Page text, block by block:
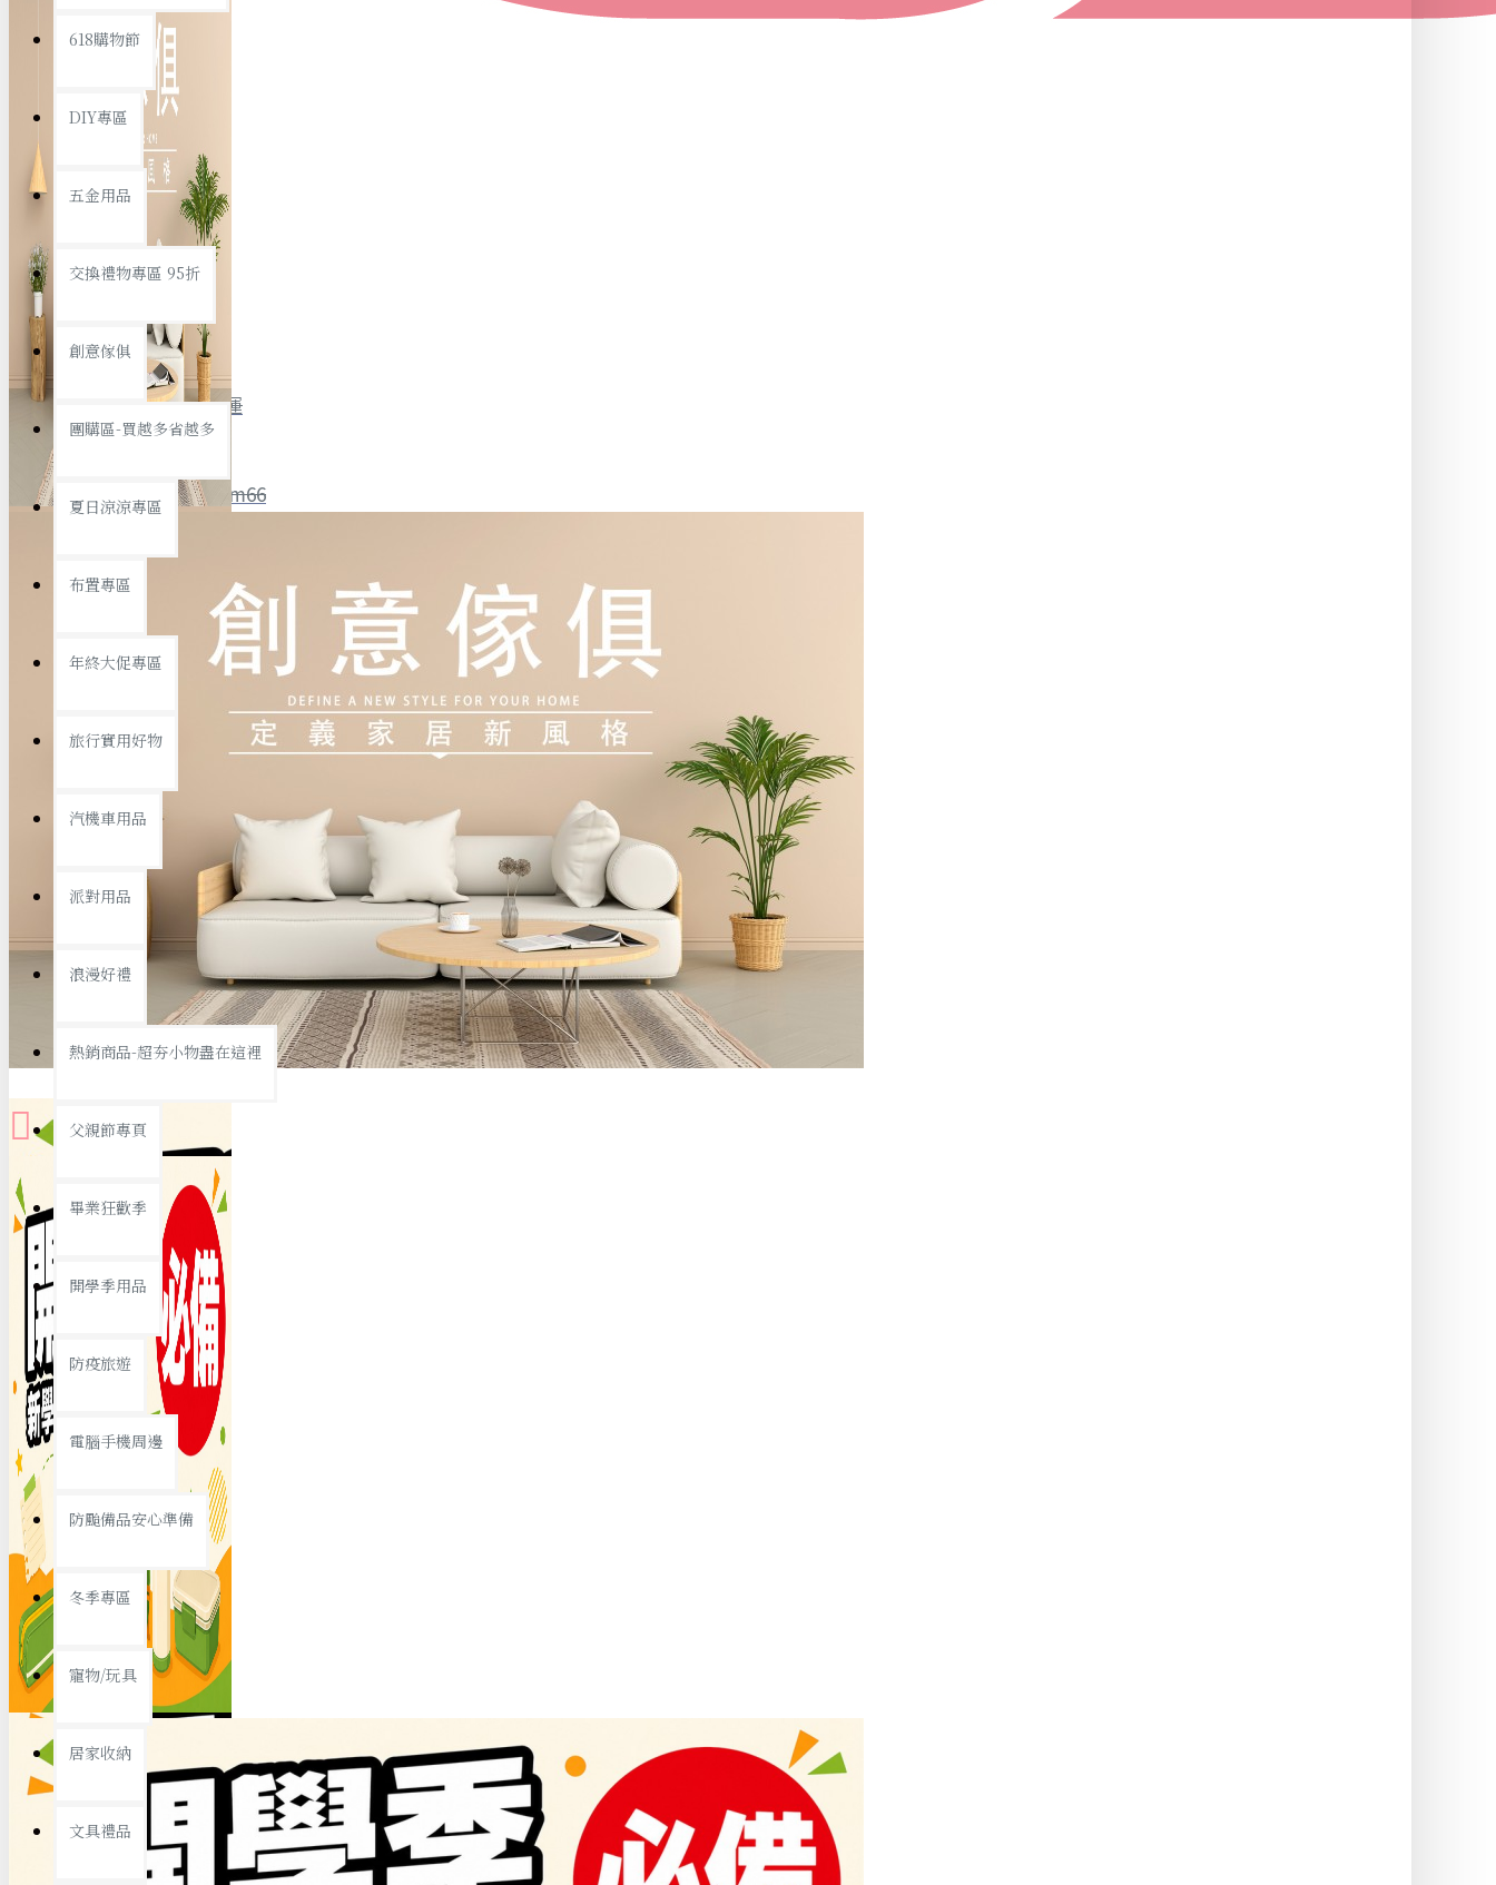
全館限時滿799免運
聯絡我們 ID : @ym66
優惠活動 最新活動
個人衛浴用品
浴室置物/收納
旅行收納
汽機車用品
查看更多
置物架/收納櫃
銅板精選
19元專區
39元專區
節慶熱賣
春節/新年
618購物節
DIY專區
五金用品
交換禮物專區 95折
創意傢俱
團購區-買越多省越多
夏日涼涼專區
布置專區
年終大促專區
旅行實用好物
汽機車用品
派對用品
浪漫好禮
熱銷商品-超夯小物盡在這裡
父親節專頁
畢業狂歡季
開學季用品
防疫旅遊
電腦手機周邊
防颱備品安心準備
冬季專區
寵物/玩具
居家收納
文具禮品